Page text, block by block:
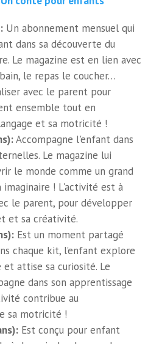
Un abonnement mensuel qui
dans sa découverte du
Le magazine est en lien avec
le repas le coucher…
avec le parent pour
ensemble tout en
et sa motricité !
Accompagne l'enfant dans
Le magazine lui
le monde comme un grand
! L'activité est à
le parent, pour développer
et sa créativité.
Est un moment partagé
chaque kit, l’enfant explore
et attise sa curiosité. Le
dans son apprentissage
contribue au
sa motricité !
Est conçu pour enfant